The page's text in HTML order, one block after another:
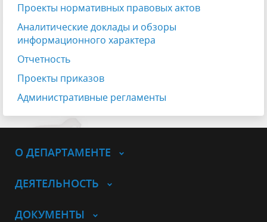
Проекты нормативных правовых актов
Аналитические доклады и обзоры
информационного характера
Отчетность
Проекты приказов
Административные регламенты
О ДЕПАРТАМЕНТЕ
ДЕЯТЕЛЬНОСТЬ
ДОКУМЕНТЫ